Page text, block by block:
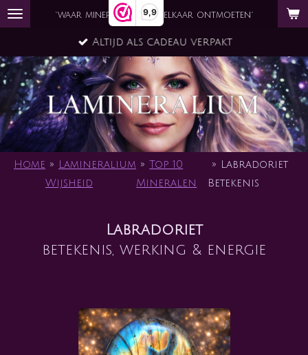
9,9
Ga
de
hoofdinhoud
`waar mineraal en ziel elkaar ontmoeten´
Altijd als cadeau verpakt
Home »
Lamineralium
Wijsheid
» Top 10
Mineralen
»
Labradoriet
Betekenis
Labradoriet
betekenis, werking & energie